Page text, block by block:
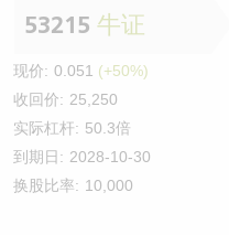
53215 牛证
现价: 0.051 (+50%)
收回价: 25,250
实际杠杆: 50.3倍
到期日: 2028-10-30
换股比率: 10,000